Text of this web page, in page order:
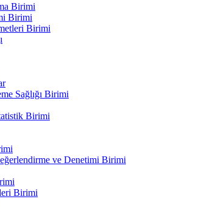
Birimi
Birimi
Birimi
Sağlığı Birimi
Birimi
ve Denetimi Birimi
Birimi